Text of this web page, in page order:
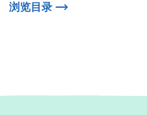
浏览目录 ⟶